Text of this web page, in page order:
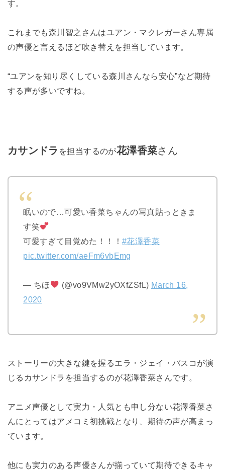
す。
これまでも森川智之さんはユアン・マクレガーさん専属
の声優と言えるほど吹き替えを担当しています。
“ユアンを知り尽くしている森川さんなら安心”など期待
する声が多いですね。
カサンドラ を担当するのが花澤香菜さん
眠いので…可愛い香菜ちゃんの写真貼っときま
す笑
可愛すぎて目覚めた！！！#花澤香菜
pic.twitter.com/aeFm6vbEmg
— ちほ (@vo9VMw2yOXfZSfL) March 16,
2020
ストーリーの大きな鍵を握るエラ・ジェイ・バスコが演
じるカサンドラを担当するのが花澤香菜さんです。
アニメ声優として実力・人気とも申し分ない花澤香菜さ
んにとってはアメコミ初挑戦となり、期待の声が高まっ
ています。
他にも実力のある声優さんが揃っていて期待できるキャ